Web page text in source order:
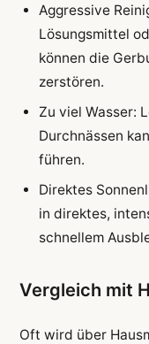
Aggressive
Lösungsmittel
können die
zerstören.
Zu viel Wasser:
Durchnässen
führen.
Direktes
in direktes,
schnellem
Vergleich mit
Oft wird über